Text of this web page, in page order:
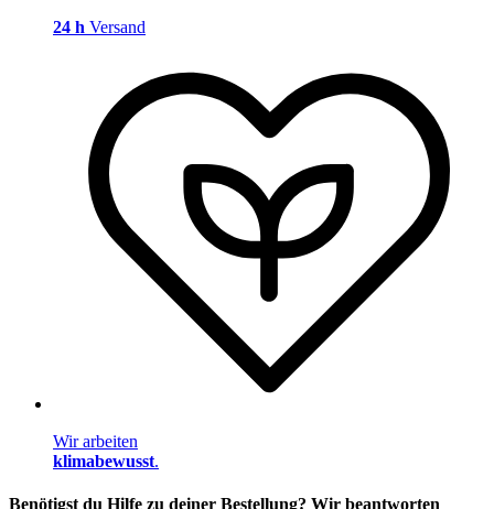
24 h Versand
Wir arbeiten
klimabewusst.
Benötigst du Hilfe zu deiner Bestellung? Wir beantworten